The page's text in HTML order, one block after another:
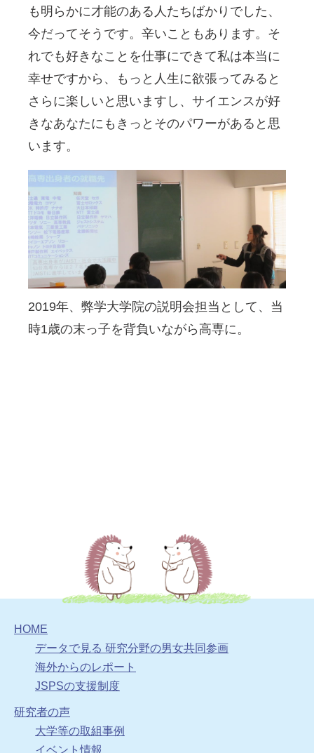
も明らかに才能のある人たちばかりでした、
今だってそうです。辛いこともあります。そ
れでも好きなことを仕事にできて私は本当に
幸せですから、もっと人生に欲張ってみると
さらに楽しいと思いますし、サイエンスが好
きなあなたにもきっとそのパワーがあると思
います。
2019年、弊学大学院の説明会担当として、当
時1歳の末っ子を背負いながら高専に。
HOME
データで見る 研究分野の男女共同参画
海外からのレポート
JSPSの支援制度
研究者の声
大学等の取組事例
イベント情報